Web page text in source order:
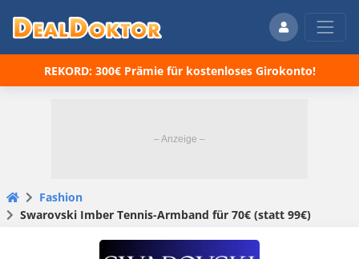
REKORD: 300€ Prämie für kostenloses Girokonto!
Fashion
Swarovski Imber Tennis-Armband für 70€ (statt 99€)